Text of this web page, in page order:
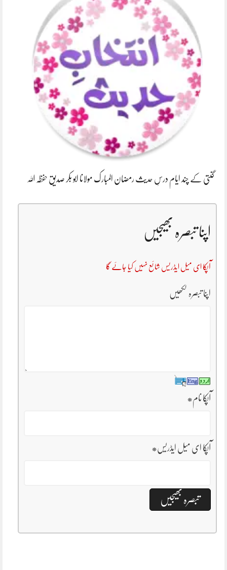
گنتی کے چند ایام درسِ حدیث رمضان المبارک مولانا ابو بکر صدیق حفظہ اللہ
اپنا تبصرہ بھیجیں
آپکا ای میل ایڈریس شائع نہیں کیا جائے گا
اپنا تبصرہ لکھیں
آپکا نام*
آپکا ای میل ایڈریس*